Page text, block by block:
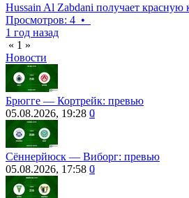
Hussain Al Zabdani получает
Просмотров: 4 •
1 год назад
« 1 »
Новости
Брюгге — Кортрейк: превью
05.08.2026, 19:28 0
Сённерйюск ― Виборг: превью
05.08.2026, 17:58 0